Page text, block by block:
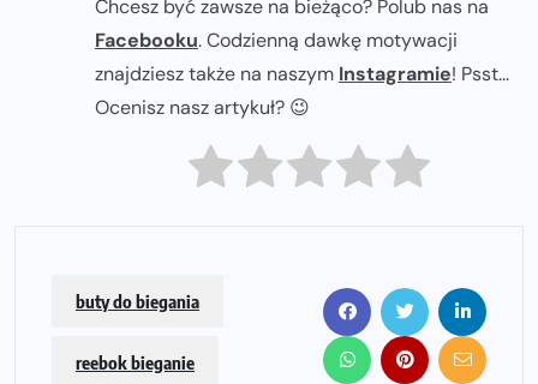
Chcesz być zawsze na bieżąco? Polub nas na
Facebooku. Codzienną dawkę motywacji
znajdziesz także na naszym Instagramie! Psst...
Ocenisz nasz artykuł? 😉
buty do biegania
reebok bieganie